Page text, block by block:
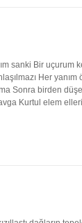
sanki Bir uçurum
Her
Sonra birden
Kurtul elem